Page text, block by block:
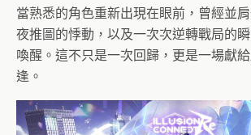
當熟悉的角色重新出現在眼前，曾經並
夜推圖的悸動，以及一次次逆轉戰局的
喚醒。這不只是一次回歸，更是一場獻
逢。